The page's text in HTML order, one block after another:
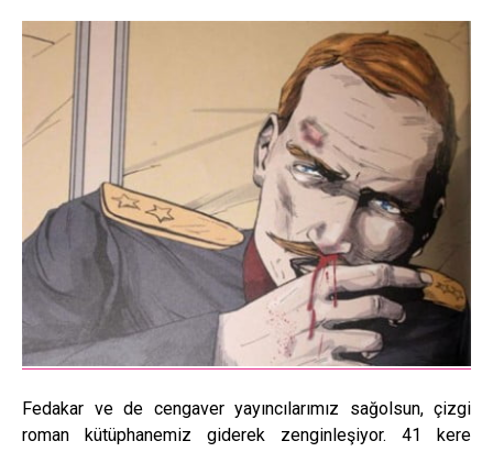
Fedakar ve de cengaver yayıncılarımız sağolsun, çizgi
roman kütüphanemiz giderek zenginleşiyor. 41 kere